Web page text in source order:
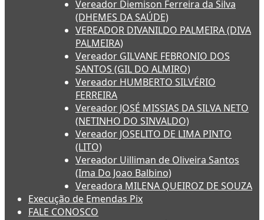
Vereador Diemison Ferreira da Silva
(DHEMES DA SAÚDE)
VEREADOR DIVANILDO PALMEIRA (DIVA
PALMEIRA)
Vereador GILVANE FEBRONIO DOS
SANTOS (GIL DO ALMIRO)
Vereador HUMBERTO SILVÉRIO
FERREIRA
Vereador JOSÉ MISSIAS DA SILVA NETO
(NETINHO DO SINVALDO)
Vereador JOSELITO DE LIMA PINTO
(LITO)
Vereador Uilliman de Oliveira Santos
(Ima Do Joao Balbino)
Vereadora MILENA QUEIROZ DE SOUZA
Execução de Emendas Pix
FALE CONOSCO